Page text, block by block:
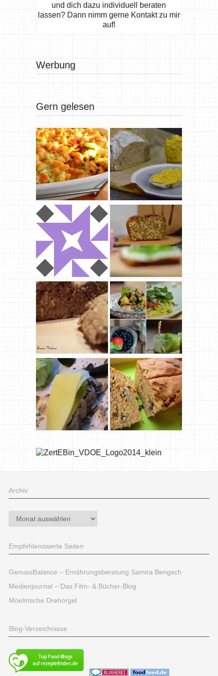
und dich dazu individuell beraten
lassen? Dann nimm gerne Kontakt zu mir
auf!
Werbung
Gern gelesen
Archiv
Archiv
Empfehlenswerte Seiten
GenussBalance – Ernährungsberatung Samira Bengsch
Medienjournal – Das Film- & Bücher-Blog
Moelmsche Drehorgel
Blog-Verzeichnisse